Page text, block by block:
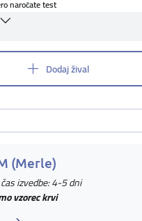
naročate test
Dodaj žival
(Merle)
izvedbe: 4-5 dni
vzorec krvi